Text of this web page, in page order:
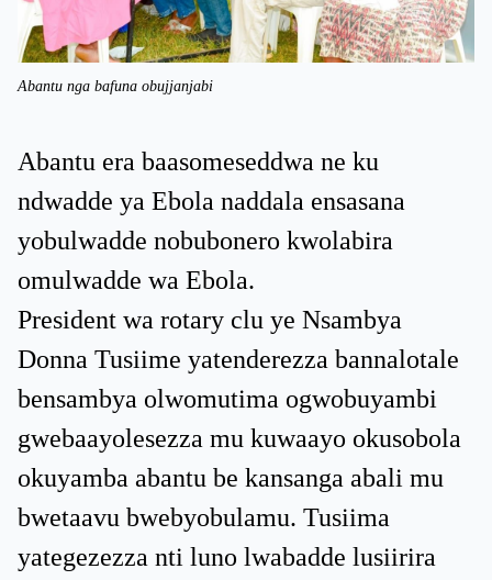
Abantu nga bafuna obujjanjabi
Abantu era baasomeseddwa ne ku
ndwadde ya Ebola naddala ensasana
yobulwadde nobubonero kwolabira
omulwadde wa Ebola.
President wa rotary clu ye Nsambya
Donna Tusiime yatenderezza bannalotale
bensambya olwomutima ogwobuyambi
gwebaayolesezza mu kuwaayo okusobola
okuyamba abantu be kansanga abali mu
bwetaavu bwebyobulamu. Tusiima
yategezezza nti luno lwabadde lusiirira